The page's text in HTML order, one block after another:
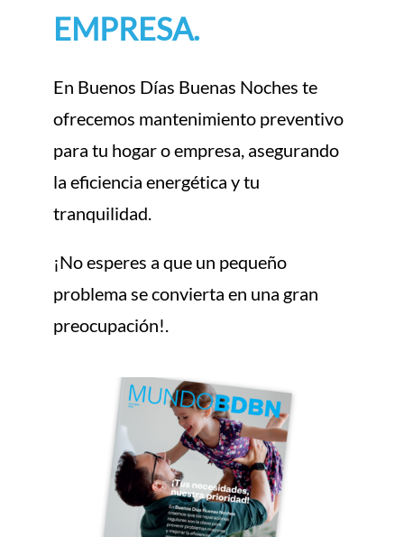
EMPRESA.
En Buenos Días Buenas Noches te
ofrecemos mantenimiento preventivo
para tu hogar o empresa, asegurando
la eficiencia energética y tu
tranquilidad.
¡No esperes a que un pequeño
problema se convierta en una gran
preocupación!.